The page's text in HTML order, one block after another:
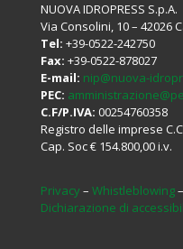
NUOVA IDROPRESS S.p.A.
Via Consolini, 10 – 42026
Tel: +39-0522-242750
Fax: +39-0522-878027
E-mail: nip@nuova-
PEC:
C.F/P.IVA: 00254760358
Registro delle imprese
Cap. Soc € 154.800,00 i.v.
Privacy– Whistleblowing–
Dichiarazione di